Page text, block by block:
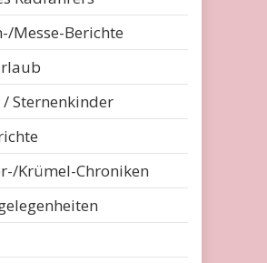
Messe-Berichte
Sternenkinder
Krümel-Chroniken